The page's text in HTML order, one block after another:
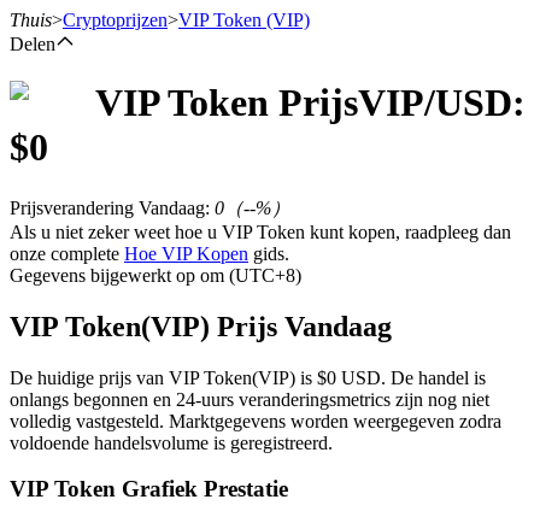
Termijncontracten
Futures met USDT als onderpand
Thuis>Cryptoprijzen>VIP Token (VIP)
Delen
VIP Token PrijsVIP/USD:
$0
Prijsverandering Vandaag: 0 （--%）
Als u niet zeker weet hoe u VIP Token kunt kopen, raadpleeg dan
onze complete Hoe VIP Kopen gids.
Gegevens bijgewerkt op om (UTC+8)
VIP Token(VIP) Prijs Vandaag
De huidige prijs van VIP Token(VIP) is $0 USD. De handel is
onlangs begonnen en 24-uurs veranderingsmetrics zijn nog niet
volledig vastgesteld. Marktgegevens worden weergegeven zodra
voldoende handelsvolume is geregistreerd.
VIP Token Grafiek Prestatie